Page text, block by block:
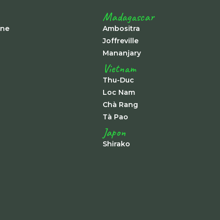
Madagascar
Ambositra
Joffreville
Mananjary
Vietnam
Thu-Duc
Loc Nam
Chà Rang
Tà Pao
Japon
Shirako